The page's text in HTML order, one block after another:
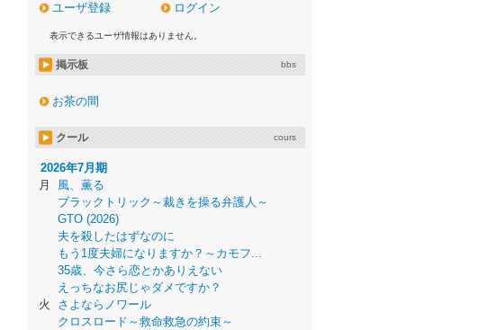
ユーザ登録 ログイン
表示できるユーザ情報はありません。
掲示板 bbs
お茶の間
クール cours
2026年7月期
月
風、薫る
ブラックトリック～裁きを操る弁護人～
GTO (2026)
夫を殺したはずなのに
もう1度夫婦になりますか？～カモフ...
35歳、今さら恋とかありえない
えっちなお尻じゃダメですか？
火
さよならノワール
クロスロード～救命救急の約束～